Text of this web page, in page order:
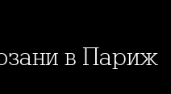
в Париж